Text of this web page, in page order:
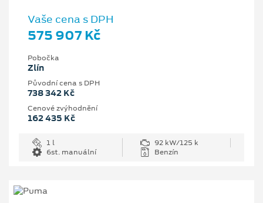
Vaše cena s DPH
575 907 Kč
Pobočka
Zlín
Původní cena s DPH
738 342 Kč
Cenové zvýhodnění
162 435 Kč
1 l
92 kW/125 k
6st. manuální
Benzín